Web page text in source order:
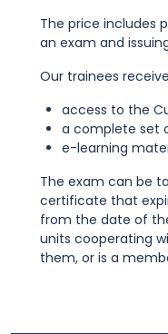
The price includes
an exam and
Our trainees
access to the
a complete set
e-learning
The exam can be
certificate that
from the date of
units cooperating
them, or is a